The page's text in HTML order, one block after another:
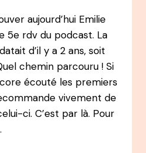
aujourd’hui Emilie
5e rdv du podcast. La
d’il y a 2 ans, soit
chemin parcouru ! Si
écouté les premiers
vivement de
ci. C’est par là. Pour